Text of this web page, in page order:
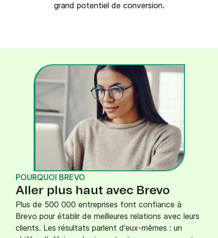
grand potentiel de conversion.
POURQUOI BREVO
Aller plus haut avec Brevo
Plus de 500 000 entreprises font confiance à
Brevo pour établir de meilleures relations avec leurs
clients. Les résultats parlent d'eux-mêmes : un